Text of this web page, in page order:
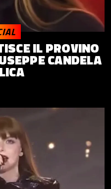
IL PROVINO
CANDELA